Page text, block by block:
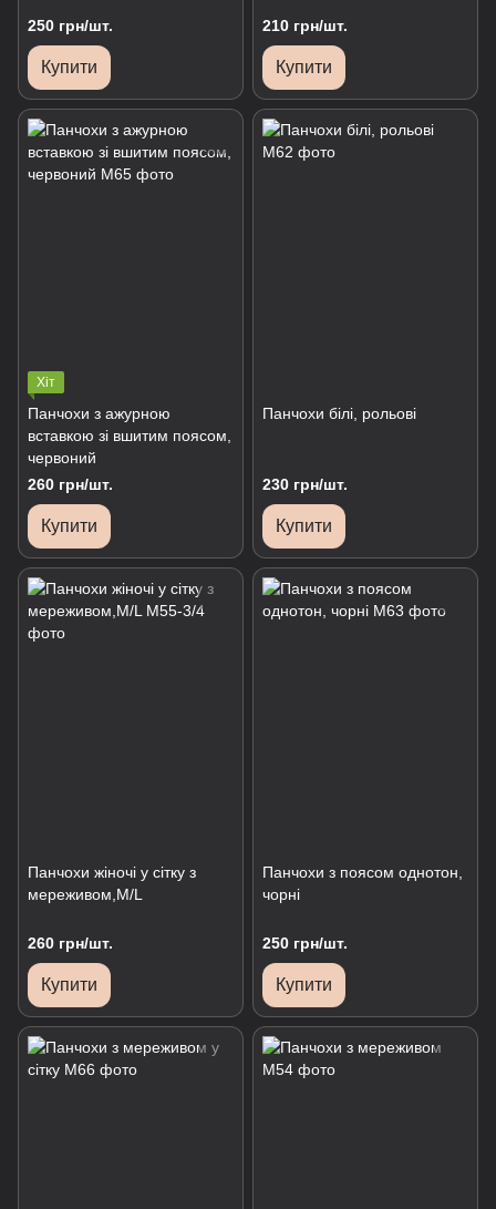
250 грн/шт.
Купити
210 грн/шт.
Купити
Хіт
Панчохи з ажурною
вставкою зі вшитим поясом,
червоний
260 грн/шт.
Купити
Панчохи білі, рольові
230 грн/шт.
Купити
Панчохи жіночі у сітку з
мереживом,M/L
260 грн/шт.
Купити
Панчохи з поясом однотон,
чорні
250 грн/шт.
Купити